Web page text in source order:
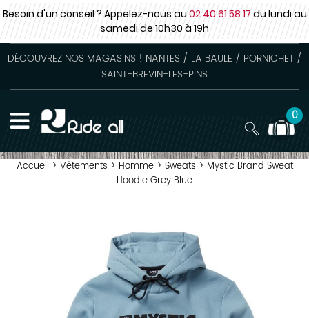
Besoin d'un conseil ? Appelez-nous au02 40 61 58 17du lundi au
samedide 10h30 à 19h
DÉCOUVREZ NOS MAGASINS ! NANTES / LA BAULE / PORNICHET /
SAINT-BREVIN-LES-PINS
0
Accueil > Vêtements > Homme > Sweats > Mystic Brand Sweat
Hoodie Grey Blue